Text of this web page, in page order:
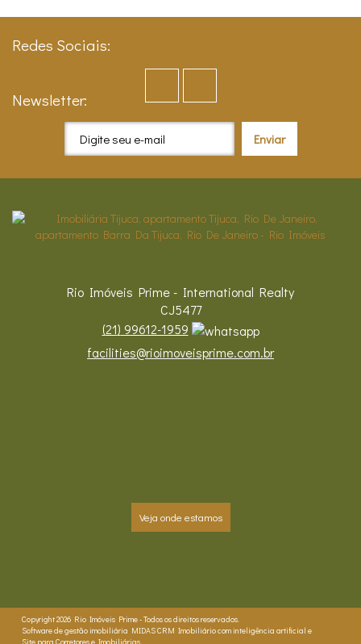
Redes Sociais:
Newsletter:
Rio Imóveis Prime - International Realty
CJ5477
(21) 99612-1959
facilities@rioimoveisprime.com.br
Veja onde estamos
Copyright 2026 Rio Imóveis Prime- Todos os direitos reservados.
Software de gestão imobiliária MIDASCRM Imobiliário com inteligência artificial e